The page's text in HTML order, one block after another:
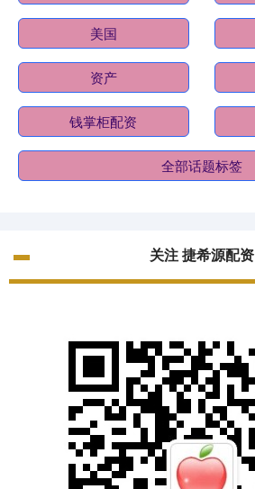
美国
资产
钱掌柜配资
全部话题标签
关注 捷希源配资